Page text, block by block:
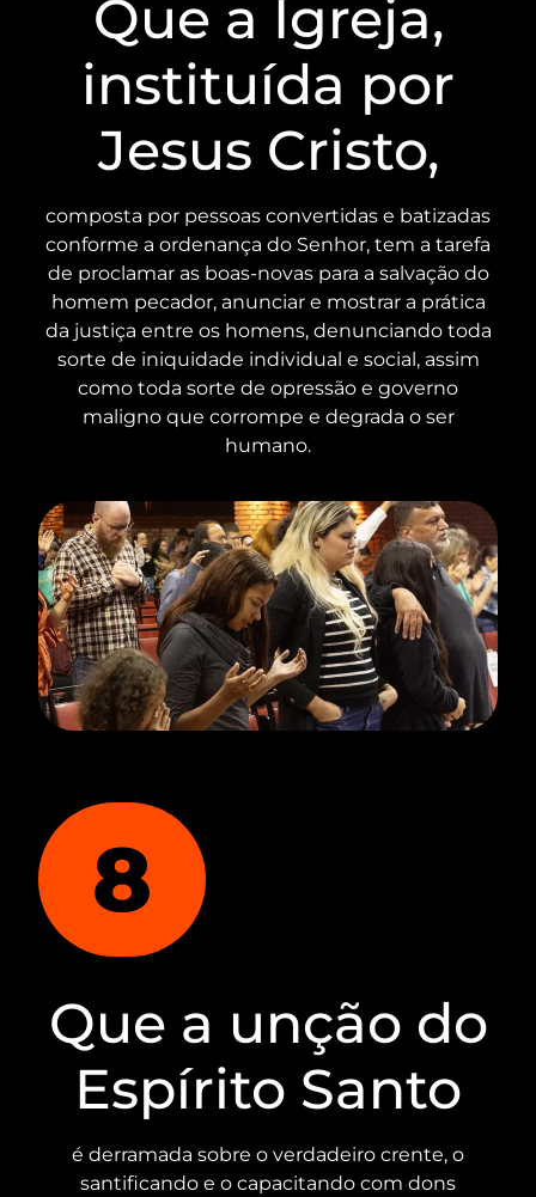
Que a Igreja,
instituída por
Jesus Cristo,
composta por pessoas convertidas e batizadas
conforme a ordenança do Senhor, tem a tarefa
de proclamar as boas-novas para a salvação do
homem pecador, anunciar e mostrar a prática
da justiça entre os homens, denunciando toda
sorte de iniquidade individual e social, assim
como toda sorte de opressão e governo
maligno que corrompe e degrada o ser
humano.
8
Que a unção do
Espírito Santo
é derramada sobre o verdadeiro crente, o
santificando e o capacitando com dons